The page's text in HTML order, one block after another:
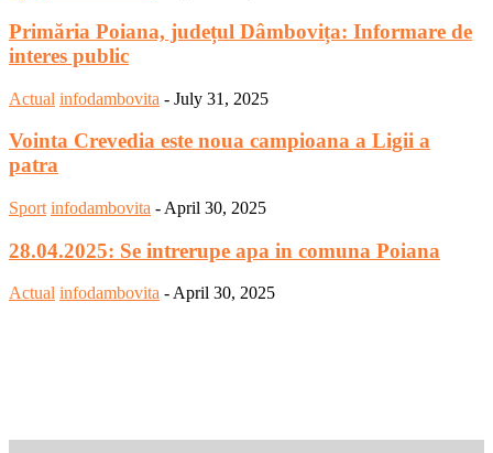
Primăria Poiana, județul Dâmbovița: Informare de
interes public
Actual infodambovita - July 31, 2025
Vointa Crevedia este noua campioana a Ligii a
patra
Sport infodambovita - April 30, 2025
28.04.2025: Se intrerupe apa in comuna Poiana
Actual infodambovita -April 30, 2025